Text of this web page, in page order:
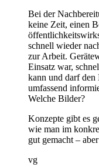
Bei der
keine Zeit, einen
schnell wieder
zur Arbeit.
Einsatz war,
kann und darf den
umfassend
Welche Bilder?
Konzepte gibt es
wie man im
gut gemacht –
vg